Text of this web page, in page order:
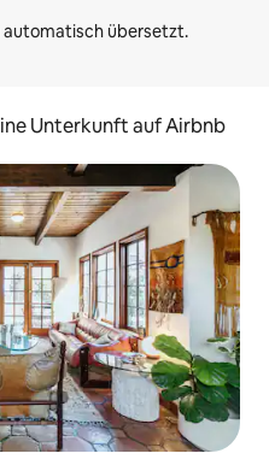
Unterkunft auf Airbnb